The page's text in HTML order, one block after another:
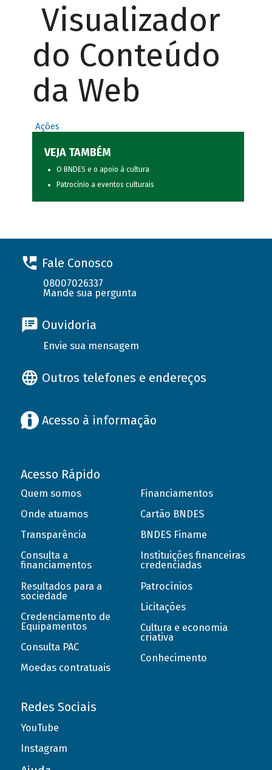
Visualizador
do Conteúdo
da Web
Ações
VEJA TAMBÉM
O BNDES e o apoio à cultura
Patrocínio a eventos culturais
Fale Conosco
08007026337
Mande sua pergunta
Ouvidoria
Envie sua mensagem
Outros telefones e endereços
Acesso à informação
Acesso Rápido
Quem somos
Onde atuamos
Transparência
Consulta a
financiamentos
Resultados para a
sociedade
Credenciamento de
Equipamentos
Consulta PAC
Moedas contratuais
Financiamentos
Cartão BNDES
BNDES Finame
Instituições financeiras
credenciadas
Patrocínios
Licitações
Cultura e economia
criativa
Conhecimento
Redes Sociais
YouTube
Instagram